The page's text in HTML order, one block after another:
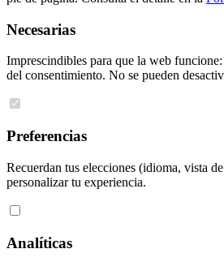
Necesarias
Imprescindibles para que la web
del consentimiento. No se pueden
Preferencias
Recuerdan tus elecciones (idioma, vista
personalizar tu experiencia.
Analíticas